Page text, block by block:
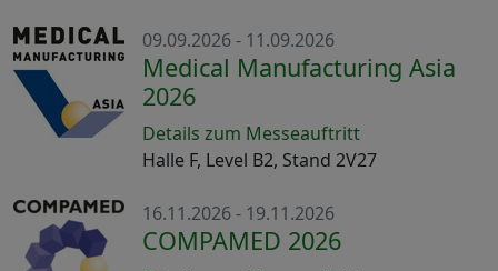
09.09.2026 - 11.09.2026
Medical Manufacturing Asia
2026
Details zum Messeauftritt
Halle F, Level B2, Stand 2V27
16.11.2026 - 19.11.2026
COMPAMED 2026